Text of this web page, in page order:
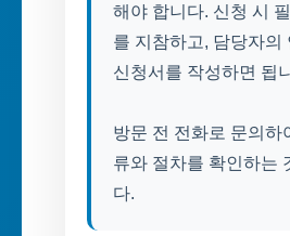
해야 합니다. 신청 시
를 지참하고, 담당자의
신청서를 작성하면 됩
방문 전 전화로 문의하
류와 절차를 확인하는
다.